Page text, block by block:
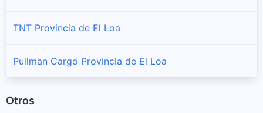
TNT Provincia de El Loa
Pullman Cargo Provincia de El Loa
Otros